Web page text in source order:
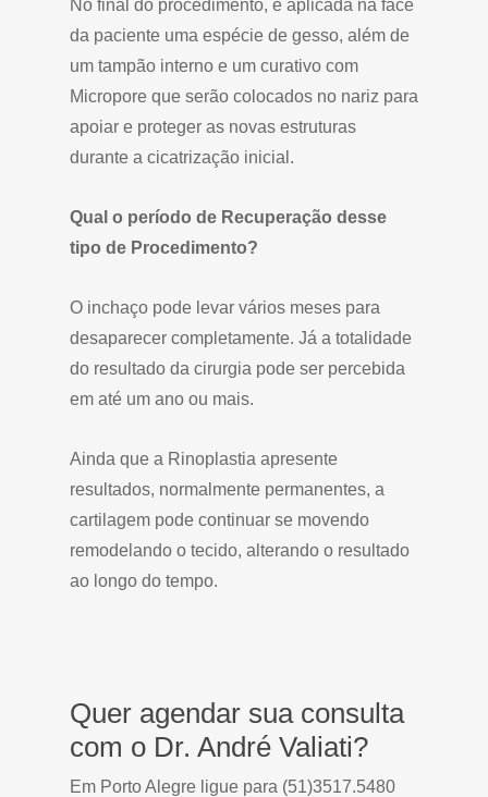
No final do procedimento, é aplicada na face
da paciente uma espécie de gesso, além de
um tampão interno e um curativo com
Micropore que serão colocados no nariz para
apoiar e proteger as novas estruturas
durante a cicatrização inicial.
Qual o período de Recuperação desse
tipo de Procedimento?
O inchaço pode levar vários meses para
desaparecer completamente. Já a totalidade
do resultado da cirurgia pode ser percebida
em até um ano ou mais.
Ainda que a Rinoplastia apresente
resultados, normalmente permanentes, a
cartilagem pode continuar se movendo
remodelando o tecido, alterando o resultado
ao longo do tempo.
Quer agendar sua consulta
com o Dr. André Valiati?
Em Porto Alegre ligue para (51)3517.5480